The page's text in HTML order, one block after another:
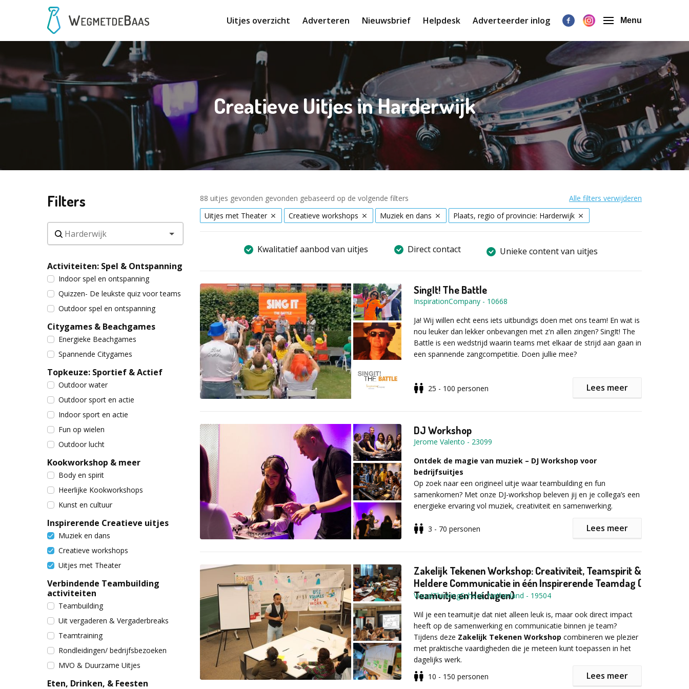
Uitjes overzicht Adverteren Nieuwsbrief Helpdesk Adverteerder inlog Menu
Creatieve Uitjes in Harderwijk
Filters
Activiteiten: Spel & Ontspanning
Indoor spel en ontspanning
Quizzen- De leukste quiz voor teams
Outdoor spel en ontspanning
Citygames & Beachgames
Energieke Beachgames
Spannende Citygames
Topkeuze: Sportief & Actief
Outdoor water
Outdoor sport en actie
Indoor sport en actie
Fun op wielen
Outdoor lucht
Kookworkshop & meer
Body en spirit
Heerlijke Kookworkshops
Kunst en cultuur
Inspirerende Creatieve uitjes
Muziek en dans
Creatieve workshops
Uitjes met Theater
Verbindende Teambuilding
activiteiten
Teambuilding
Uit vergaderen & Vergaderbreaks
Teamtraining
Rondleidingen/ bedrijfsbezoeken
MVO & Duurzame Uitjes
Eten, Drinken, & Feesten
88 uitjes gevonden gevonden gebaseerd op de volgende filters
Alle filters verwijderen
Uitjes met Theater
Creatieve workshops Muziek en dans Plaats, regio of provincie: Harderwijk
Kwalitatief aanbod van uitjes Direct contact Unieke content van uitjes
SingIt! The Battle
InspirationCompany - 10668
Ja! Wij willen echt eens iets uitbundigs doen met ons team! En wat is
nou leuker dan lekker onbevangen met z'n allen zingen? SingIt! The
Battle is een wedstrijd waarin teams met elkaar de strijd aan gaan in
een spannende zangcompetitie. Doen jullie mee?
In meerdere spelrondes met verschillende opdrachten krijgen de
als groep of als duo ten gehore brengen. En natuurlijk doen jullie je
uiterste best om de act zo groots mogelijk neer te zetten! Hierbij
kunnen jullie gebruik maken van ons atelier, wat gevuld is met leuke
en gekke kleding, pruiken, hoeden en props. Jullie kleden de act zelf
aan, inclusief achtergrondkoor en dansers. Een komische jury van
acteurs van InspirationCompany deelt punten uit voor de
verschillende rondes. SingIt The Battle sluit af met een groot
finalenummer en een prijsuitreiking voor het beste team.
SingIt! The Battle is voor iedereen een fantastische
teambuildingsactiviteit en staat garant voor ontzettend veel plezier.
Je hoeft niet mooi of goed te kunnen zingen, iedereen kan
meedoen!
25 - 100 personen Lees meer
DJ Workshop
Jerome Valento - 23099
Ontdek de magie van muziek – DJ Workshop voor
bedrijfsuitjes
Op zoek naar een origineel uitje waar teambuilding en fun
samenkomen? Met onze DJ-workshop beleven jij en je collega’s een
energieke ervaring vol muziek, creativiteit en samenwerking.
*Leer DJ’en:mixen, scratchen en beatmatchen onder begeleiding
van ervaren DJ’s. Geen ervaring nodig.
*Professionele apparatuur:direct aan de slag met echte DJ gear.
*Teambuilding:samenwerken, timing en communicatie staan
centraal.
*Feestelijke sfeer:twee uur lang energie, muziek en plezier.
Voor we gaan oefenen met beatmixen bespreken we de basis:
- Uitleg draaitafel
- Wat is que, start, pitch, DJ set, mixer
Flexibel en uit te breiden:
wensen. Combineer met een pubquiz of sluit af met een
bedrijfsfeest waar jullie zelf draaien.
3 - 70 personen Lees meer
Zakelijk Tekenen Workshop: Creativiteit, Teamspirit &
Heldere Communicatie in één Inspirerende Teamdag (
Teamuitje en Heidagen)
VisualThinkingSchool, Netherland - 19504
Wil je een teamuitje dat niet alleen leuk is, maar ook direct impact
heeft op de samenwerking en communicatie binnen je team?
Tijdens deze Zakelijk Tekenen Workshop combineren we plezier
met praktische vaardigheden die je meteen kunt toepassen in het
dagelijks werk.
10 - 150 personen Lees meer